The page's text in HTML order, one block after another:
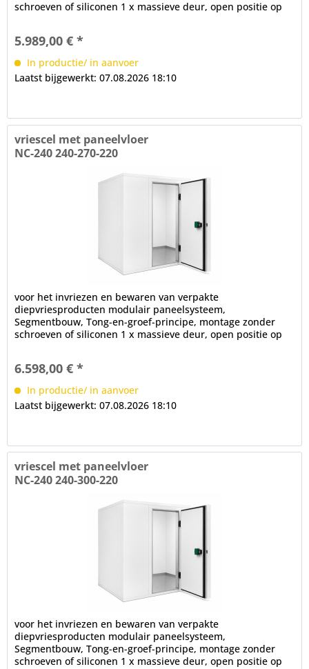
schroeven of siliconen 1 x massieve deur, open positie op
5.989,00 € *
In productie/ in aanvoer
Laatst bijgewerkt: 07.08.2026 18:10
vriescel met paneelvloer
NC-240 240-270-220
voor het invriezen en bewaren van verpakte
diepvriesproducten modulair paneelsysteem,
Segmentbouw, Tong-en-groef-principe, montage zonder
schroeven of siliconen 1 x massieve deur, open positie op
6.598,00 € *
In productie/ in aanvoer
Laatst bijgewerkt: 07.08.2026 18:10
vriescel met paneelvloer
NC-240 240-300-220
voor het invriezen en bewaren van verpakte
diepvriesproducten modulair paneelsysteem,
Segmentbouw, Tong-en-groef-principe, montage zonder
schroeven of siliconen 1 x massieve deur, open positie op